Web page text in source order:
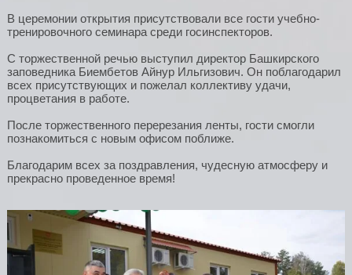
В церемонии открытия присутствовали все гости учебно-
тренировочного семинара среди госинспекторов.
С торжественной речью выступил директор Башкирского
заповедника Биембетов Айнур Ильгизович. Он поблагодарил
всех присутствующих и пожелал коллективу удачи,
процветания в работе.
После торжественного перерезания ленты, гости смогли
познакомиться с новым офисом поближе.
Благодарим всех за поздравления, чудесную атмосферу и
прекрасно проведенное время!